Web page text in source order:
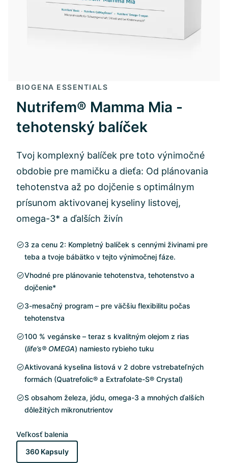
BIOGENA ESSENTIALS
Nutrifem® Mamma Mia -
tehotenský balíček
Tvoj komplexný balíček pre toto výnimočné
obdobie pre mamičku a dieťa: Od plánovania
tehotenstva až po dojčenie s optimálnym
prísunom aktivovanej kyseliny listovej,
omega-3* a ďalších živín
3 za cenu 2: Kompletný balíček s cennými živinami pre
teba a tvoje bábätko v tejto výnimočnej fáze.
Vhodné pre plánovanie tehotenstva, tehotenstvo a
dojčenie*
3-mesačný program – pre väčšiu flexibilitu počas
tehotenstva
100 % vegánske – teraz s kvalitným olejom z rias
(life’s® OMEGA) namiesto rybieho tuku
Aktivovaná kyselina listová v 2 dobre vstrebateľných
formách (Quatrefolic® a Extrafolate-S® Crystal)
S obsahom železa, jódu, omega-3 a mnohých ďalších
dôležitých mikronutrientov
Veľkosť balenia
360 Kapsuly